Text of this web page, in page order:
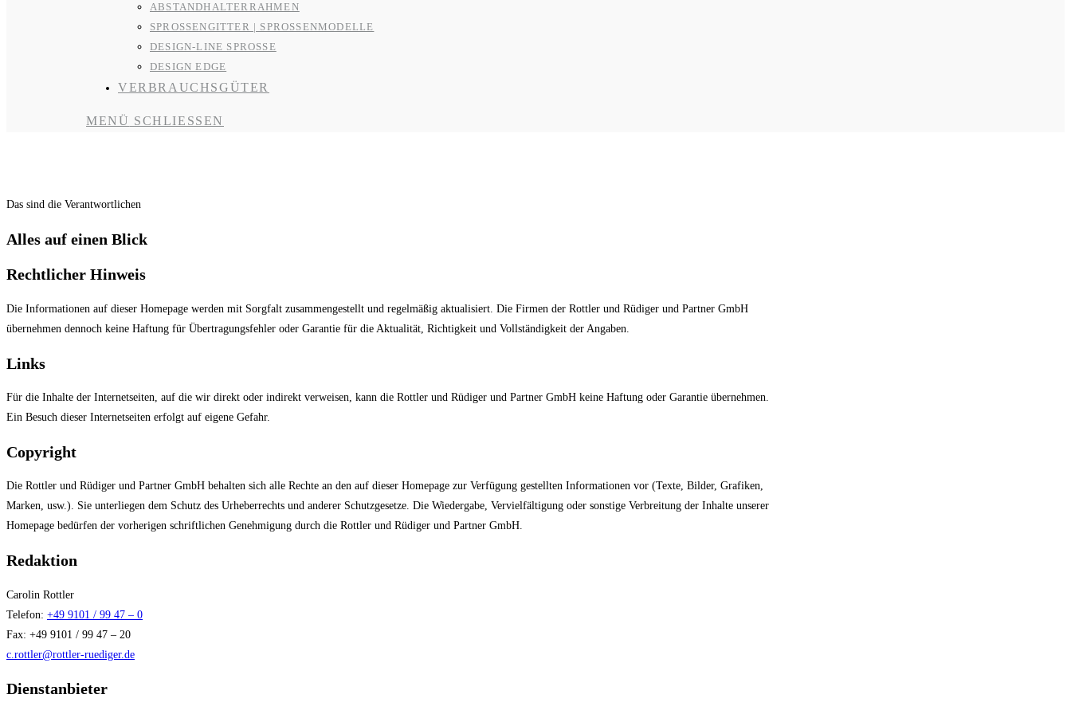
ABSTANDHALTERRAHMEN
SPROSSENGITTER | SPROSSENMODELLE
DESIGN-LINE SPROSSE
DESIGN EDGE
VERBRAUCHSGÜTER
MENÜ SCHLIESSEN
Das sind die Verantwortlichen
Alles auf einen Blick
Rechtlicher Hinweis
Die Informationen auf dieser Homepage werden mit Sorgfalt zusammengestellt und regelmäßig aktualisiert. Die Firmen der Rottler und Rüdiger und Partner GmbH
übernehmen dennoch keine Haftung für Übertragungsfehler oder Garantie für die Aktualität, Richtigkeit und Vollständigkeit der Angaben.
Links
Für die Inhalte der Internetseiten, auf die wir direkt oder indirekt verweisen, kann die Rottler und Rüdiger und Partner GmbH keine Haftung oder Garantie übernehmen.
Ein Besuch dieser Internetseiten erfolgt auf eigene Gefahr.
Copyright
Die Rottler und Rüdiger und Partner GmbH behalten sich alle Rechte an den auf dieser Homepage zur Verfügung gestellten Informationen vor (Texte, Bilder, Grafiken,
Marken, usw.). Sie unterliegen dem Schutz des Urheberrechts und anderer Schutzgesetze. Die Wiedergabe, Vervielfältigung oder sonstige Verbreitung der Inhalte unserer
Homepage bedürfen der vorherigen schriftlichen Genehmigung durch die Rottler und Rüdiger und Partner GmbH.
Redaktion
Carolin Rottler
Telefon: +49 9101 / 99 47 – 0
Fax: +49 9101 / 99 47 – 20
c.rottler@rottler-ruediger.de
Dienstanbieter